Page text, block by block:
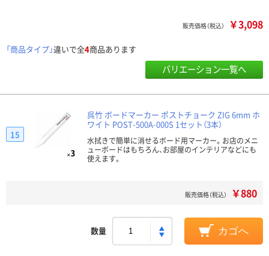
販売価格（税込） ￥3,098
「商品タイプ」違いで全4商品あります
バリエーション一覧へ
呉竹 ボードマーカー ポストチョーク ZIG 6mm ホ
ワイト POST-500A-000S 1セット（3本）
水拭きで簡単に消せるボード用マーカー。お店のメニ
ューボードはもちろん、お部屋のインテリアなどにも
使えます。
15
販売価格（税込） ￥880
数量 カゴへ